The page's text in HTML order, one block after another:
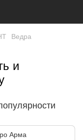
Ведра
и